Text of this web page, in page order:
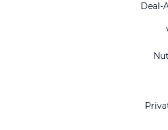
Deal-